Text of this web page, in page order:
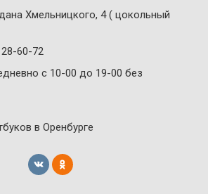
Хмельницкого, 4 ( цокольный
60-72
с 10-00 до 19-00 без
в Оренбурге